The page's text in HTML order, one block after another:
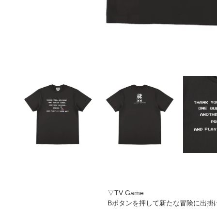
▽TV Game
Bボタンを押して新たな冒険に出掛